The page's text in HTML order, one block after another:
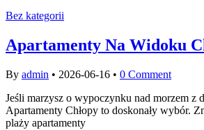
Bez kategorii
Apartamenty Na Widoku
By admin • 2026-06-16 • 0 Comment
Jeśli marzysz o wypoczynku nad morzem z
Apartamenty Chłopy to doskonały wybór.
plaży apartamenty